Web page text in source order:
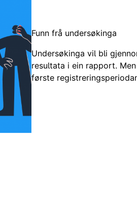
Funn frå undersøkinga
Undersøkinga vil bli
resultata i ein rapport.
første